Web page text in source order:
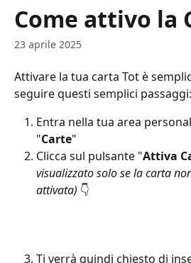
Come attivo la
23 aprile 2025
Attivare la tua carta Tot è
seguire questi semplici passaggi:
Entra nella tua area
"Carte"
Clicca sul pulsante "Attiva
visualizzato solo se la carta
attivata) 👇
Ti verrà quindi chiesto di